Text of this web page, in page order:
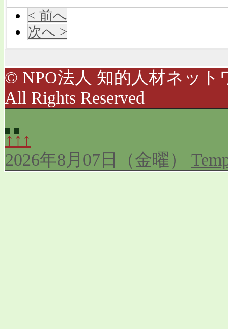
< 前へ
次へ >
© NPO法人 知的人材ネット
All Rights Reserved
↑↑↑
2026年8月07日（金曜）